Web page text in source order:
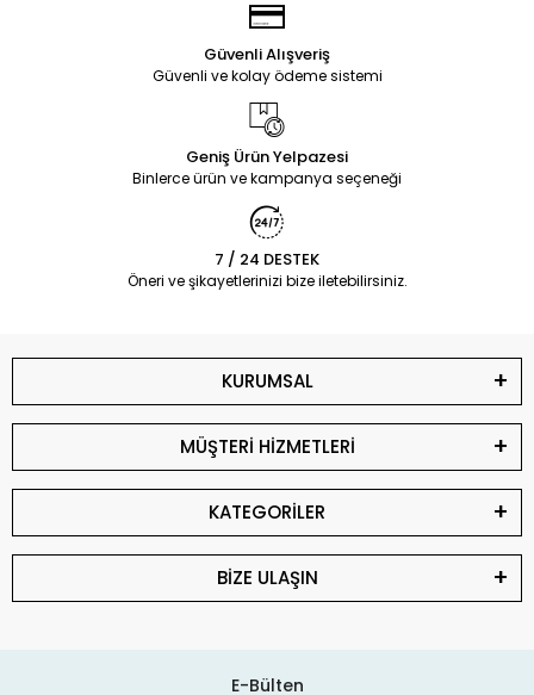
Güvenli Alışveriş
Güvenli ve kolay ödeme sistemi
Geniş Ürün Yelpazesi
Binlerce ürün ve kampanya seçeneği
7 / 24 DESTEK
Öneri ve şikayetlerinizi bize iletebilirsiniz.
KURUMSAL
MÜŞTERİ HİZMETLERİ
KATEGORİLER
BİZE ULAŞIN
E-Bülten